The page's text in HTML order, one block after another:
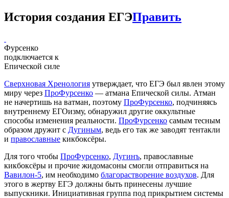
История создания ЕГЭПравить
Фурсенко
подключается к
Епической силе
Сверхновая Хренология утверждает, что ЕГЭ был явлен этому
миру через ПроФурсенко — атмана Епической силы. Атман
не начертишь на ватман, поэтому ПроФурсенко, подчиняясь
внутреннему ЕГОизму, обнаружил другие оккультные
способы изменения реальности. ПроФурсенко самым тесным
образом дружит с Дугиным, ведь его так же заводят тентакли
и православные кикбоксёры.
Для того чтобы ПроФурсенко, Дугинъ, православные
кикбоксёры и прочие жидомасоны смогли отправиться на
Вавилон-5, им необходимо благорастворение воздухов. Для
этого в жертву ЕГЭ должны быть принесены лучшие
выпускники. Инициативная группа под прикрытием системы